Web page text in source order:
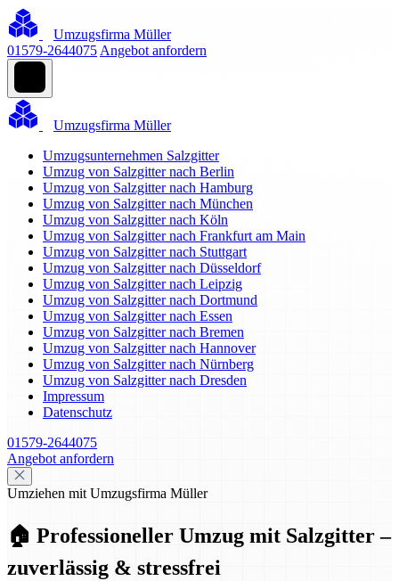
Umzugsfirma Müller
01579-2644075 Angebot anfordern
Umzugsfirma Müller
Umzugsunternehmen Salzgitter
Umzug von Salzgitter nach Berlin
Umzug von Salzgitter nach Hamburg
Umzug von Salzgitter nach München
Umzug von Salzgitter nach Köln
Umzug von Salzgitter nach Frankfurt am Main
Umzug von Salzgitter nach Stuttgart
Umzug von Salzgitter nach Düsseldorf
Umzug von Salzgitter nach Leipzig
Umzug von Salzgitter nach Dortmund
Umzug von Salzgitter nach Essen
Umzug von Salzgitter nach Bremen
Umzug von Salzgitter nach Hannover
Umzug von Salzgitter nach Nürnberg
Umzug von Salzgitter nach Dresden
Impressum
Datenschutz
01579-2644075
Angebot anfordern
Umziehen mit Umzugsfirma Müller
🏠 Professioneller Umzug mit Salzgitter –
zuverlässig & stressfrei